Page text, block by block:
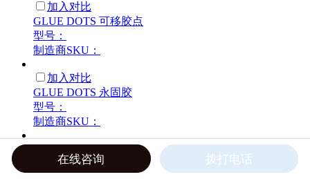
加入对比
GLUE DOTS 可移胶点
型号：
制造商SKU：
加入对比
GLUE DOTS 永固胶
型号：
制造商SKU：
GLUE DOTS XXL 胶
在线咨询 拨打电话